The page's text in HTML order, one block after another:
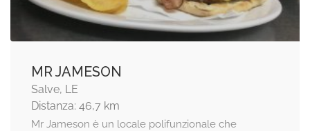
MR JAMESON
Salve, LE
Distanza: 46,7 km
Mr Jameson è un locale polifunzionale che